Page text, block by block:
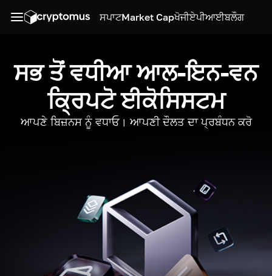
ਸਪਾਟMarket Capਖੋਜੀਏਪੀਆਈਬਲੌਗ
ਸਭ ਤੋਂ ਵਧੀਆ ਆਲ-ਇਨ-ਵਨ
ਕ੍ਰਿਪਟੋ ਈਕੋਸਿਸਟਮ
ਆਪਣੇ ਬਿਜ਼ਨਸ ਨੂੰ ਵਧਾਓ। ਆਪਣੀ ਦੌਲਤ ਦਾ ਪ੍ਰਬੰਧਨ ਕਰੋ